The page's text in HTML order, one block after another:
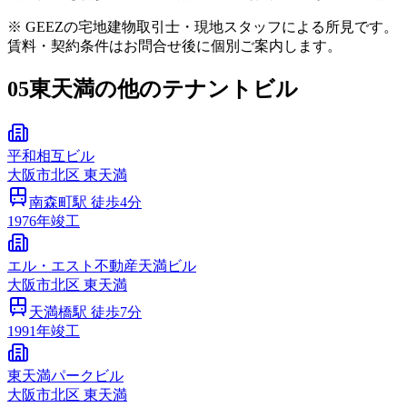
※ GEEZの宅地建物取引士・現地スタッフによる所見です。
賃料・契約条件はお問合せ後に個別ご案内します。
05東天満の他のテナントビル
平和相互ビル
大阪市北区 東天満
南森町駅 徒歩4分
1976年竣工
エル・エスト不動産天満ビル
大阪市北区 東天満
天満橋駅 徒歩7分
1991年竣工
東天満パークビル
大阪市北区 東天満